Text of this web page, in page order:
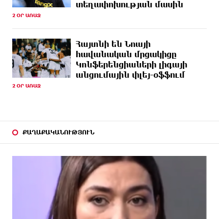
ուսանողական օլիմպիադայում
7 ԺԱՄ
ԱՌԱՋ
Հայրենիքի զգացողությունը հողի նկատմամբ
պետք է լինի ոչ թե թշնամության, այլ
բարեկամության հիմքը. Էդգար Ղազարյան
7 ԺԱՄ
8 ԺԱՄ
Սալահը կարիերան կշարունակի Թուրքիայում
ԱՌԱՋ
Երևանում. բացահայտվել է «Տեսլայով»
հանցավոր խումբը
Նոր հաղորդագրություն՝ Wildberries-ից․ ի՞նչ են
ասում ընկերությունից
տեղափոխության մասին
2 ՕՐ ԱՌԱՋ
Հայտնի են Նոայի
հավանական մրցակիցը
Կոնֆերենցիաների լիգայի
անցումային փլեյ-օֆֆում
2 ՕՐ ԱՌԱՋ
ՔԱՂԱՔԱԿԱՆՈՒԹՅՈՒՆ